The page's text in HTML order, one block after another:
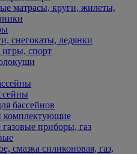
матрасы, круги, жилеты,
снегокаты, ледянки
спорт
бассейнов
комплектующие
приборы, газ
смазка силиконовая, газ,